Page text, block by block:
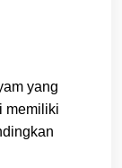
yang
memiliki